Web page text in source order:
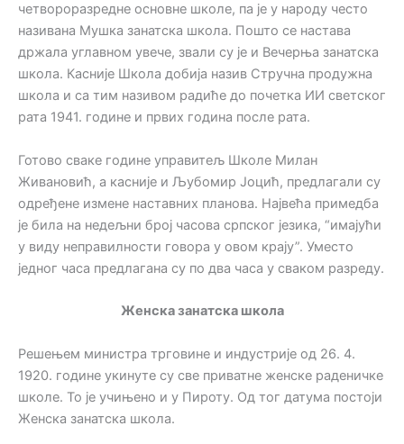
четвороразредне основне школе, па је у народу често
називана Мушка занатска школа. Пошто се настава
држала углавном увече, звали су је и Вечерња занатска
школа. Касније Школа добија назив Стручна продужна
школа и са тим називом радиће до почетка ИИ светског
рата 1941. године и првих година после рата.
Готово сваке године управитељ Школе Милан
Живановић, а касније и Љубомир Јоцић, предлагали су
одређене измене наставних планова. Највећа примедба
је била на недељни број часова српског језика, “имајући
у виду неправилности говора у овом крају”. Уместо
једног часа предлагана су по два часа у сваком разреду.
Женска занатска школа
Решењем министра трговине и индустрије од 26. 4.
1920. године укинуте су све приватне женске раденичке
школе. То је учињено и у Пироту. Од тог датума постоји
Женска занатска школа.